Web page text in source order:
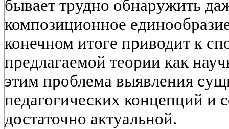
бывает трудно обнаружить
композиционное
конечном итоге приводит к
предлагаемой теории как
этим проблема выявления
педагогических концепций и
достаточно актуальной.